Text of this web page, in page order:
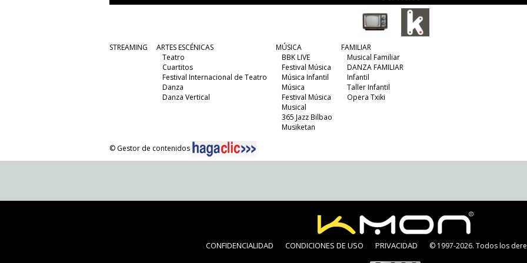
STREAMING
ARTES ESCÉNICAS
Teatro
Cuartitos
Festival Internacional de Teatro
Danza
Danza Vertical
MÚSICA
BBK LIVE
Festival Música
Música Infantil
Música
Festival Música
Musical
365 Jazz Bilbao
Musiketan
FAMILIAR
Musical Familiar
DANZA FAMILIAR
Infantil
Taller Infantil
Opera Txiki
© Gestor de contenidos
CONFIDENCIALIDAD CONDICIONES DE USO PRIVACIDAD © 1997-2026. Todos los